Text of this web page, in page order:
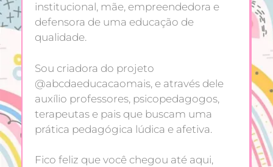
institucional, mãe, empreendedora e
defensora de uma educação de
qualidade.
Sou criadora do projeto
@abcdaeducacaomais, e através dele
auxílio professores, psicopedagogos,
terapeutas e pais que buscam uma
prática pedagógica lúdica e afetiva.
Fico feliz que você chegou até aqui,